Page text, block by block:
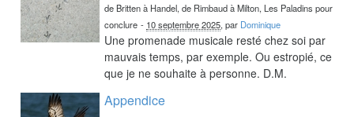
de Britten à Handel, de Rimbaud à Milton, Les Paladins pour
conclure - 10 septembre 2025, par Dominique
Une promenade musicale resté chez soi par
mauvais temps, par exemple. Ou estropié, ce
que je ne souhaite à personne. D.M.
Appendice